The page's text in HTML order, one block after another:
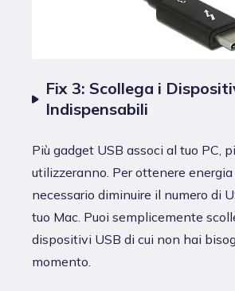
Fix 3: Scollega i
Indispensabili
Più gadget USB associ al tuo PC,
utilizzeranno. Per ottenere
necessario diminuire il numero di
tuo Mac. Puoi semplicemente
dispositivi USB di cui non hai
momento.